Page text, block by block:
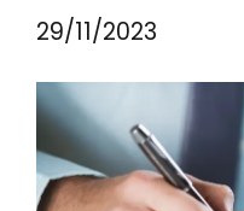
29/11/2023